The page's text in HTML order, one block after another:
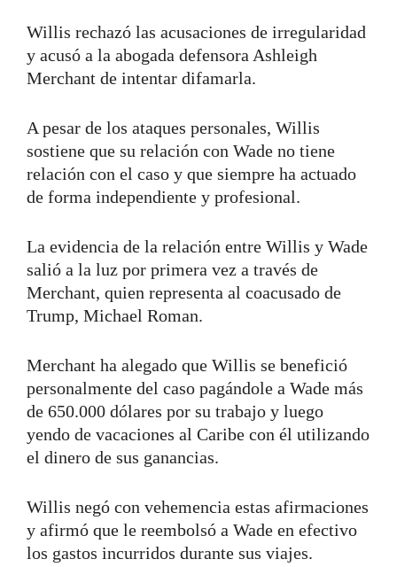
Willis rechazó las acusaciones de irregularidad
y acusó a la abogada defensora Ashleigh
Merchant de intentar difamarla.
A pesar de los ataques personales, Willis
sostiene que su relación con Wade no tiene
relación con el caso y que siempre ha actuado
de forma independiente y profesional.
La evidencia de la relación entre Willis y Wade
salió a la luz por primera vez a través de
Merchant, quien representa al coacusado de
Trump, Michael Roman.
Merchant ha alegado que Willis se benefició
personalmente del caso pagándole a Wade más
de 650.000 dólares por su trabajo y luego
yendo de vacaciones al Caribe con él utilizando
el dinero de sus ganancias.
Willis negó con vehemencia estas afirmaciones
y afirmó que le reembolsó a Wade en efectivo
los gastos incurridos durante sus viajes.